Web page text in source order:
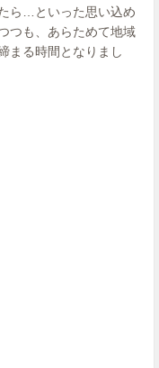
ら…といった思い込め
つも、あらためて地域
まる時間となりまし